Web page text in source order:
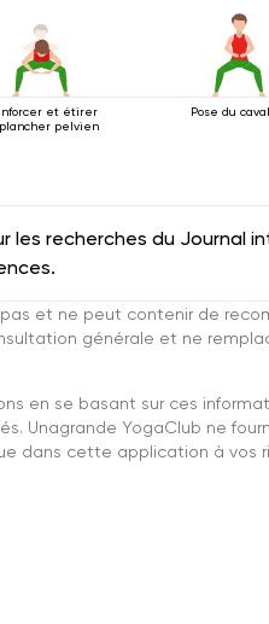
et étirer
pelvien
Pose du
les recherches du Journal
et ne peut contenir de
générale et ne
en se basant sur ces
Unagrande YogaClub ne
dans cette application à vos